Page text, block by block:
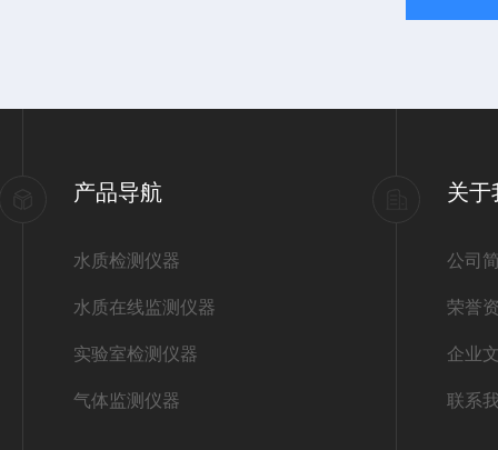
产品导航
水质检测仪器
水质在线监测仪器
实验室检测仪器
气体监测仪器
关于
公司
荣誉
企业
联系